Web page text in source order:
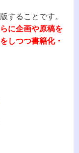
することです。
に企画や原稿を
しつつ書籍化・